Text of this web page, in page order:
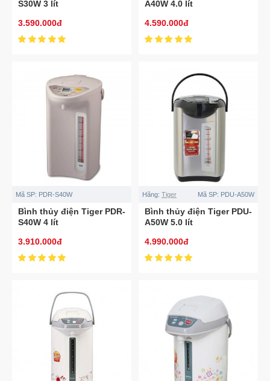
S30W 3 lít
3.590.000đ
A40W 4.0 lít
4.590.000đ
Mã SP: PDR-S40W
Bình thủy điện Tiger PDR-
S40W 4 lít
3.910.000đ
Hãng: Tiger Mã SP: PDU-A50W
Bình thủy điện Tiger PDU-
A50W 5.0 lít
4.990.000đ